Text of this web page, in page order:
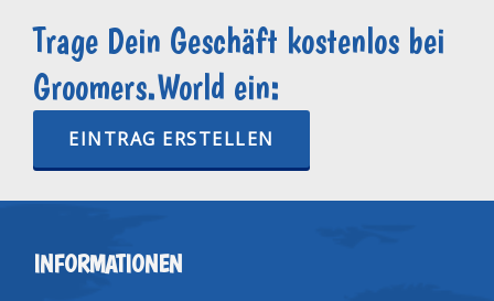
Trage Dein Geschäft kostenlos bei
Groomers.World ein:
EINTRAG ERSTELLEN
INFORMATIONEN